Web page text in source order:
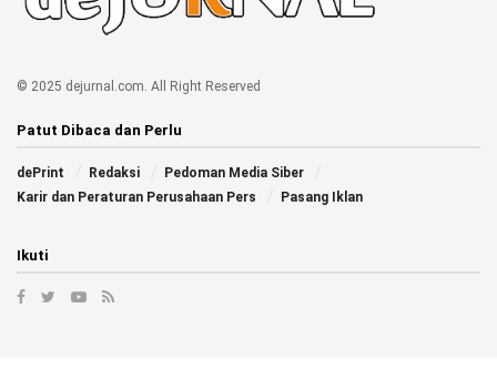
© 2025 dejurnal.com. All Right Reserved
Patut Dibaca dan Perlu
dePrint Redaksi
Pedoman Media Siber
Karir dan Peraturan Perusahaan Pers
Pasang Iklan
Ikuti